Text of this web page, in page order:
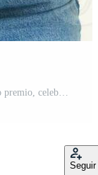
Seguir